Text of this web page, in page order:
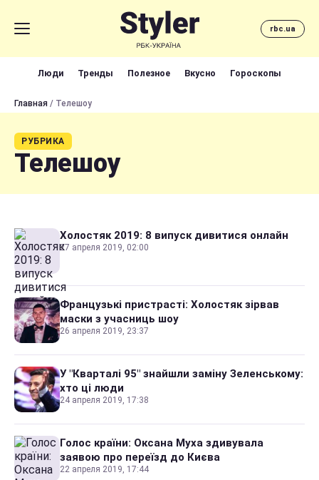
rbc.ua
Люди Тренды Полезное Вкусно Гороскопы
Главная / Телешоу
РУБРИКА
Телешоу
Холостяк 2019: 8 випуск дивитися онлайн
27 апреля 2019, 02:00
Французькі пристрасті: Холостяк зірвав
маски з учасниць шоу
26 апреля 2019, 23:37
У "Кварталі 95" знайшли заміну Зеленському:
хто ці люди
24 апреля 2019, 17:38
Голос країни: Оксана Муха здивувала
заявою про переїзд до Києва
22 апреля 2019, 17:44